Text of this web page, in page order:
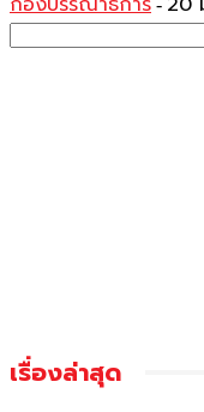
-
เรื่องล่าสุด